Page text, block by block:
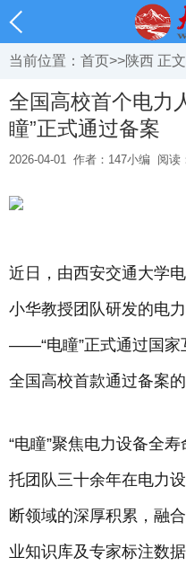
当前位置： 首页>>陕西 正文
全国高校首个电力
瞳”正式通过备案
2026-04-01 作者：147小编 阅读
近日，由西安交通大学
小华教授团队研发的电
——“电瞳”正式通过国家
全国高校首款通过备案
“电瞳”聚焦电力设备全
托团队三十余年在电力
断领域的深厚积累，融
业知识库及专家标注数